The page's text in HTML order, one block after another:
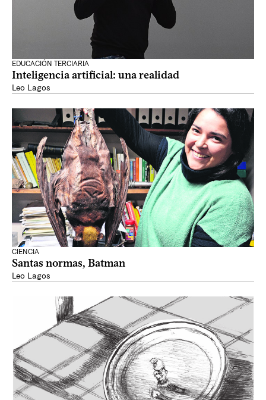
EDUCACIÓN TERCIARIA
Inteligencia artificial: una realidad
Leo Lagos
CIENCIA
Santas normas, Batman
Leo Lagos